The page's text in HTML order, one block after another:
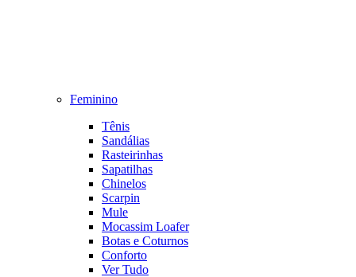
Feminino
Tênis
Sandálias
Rasteirinhas
Sapatilhas
Chinelos
Scarpin
Mule
Mocassim Loafer
Botas e Coturnos
Conforto
Ver Tudo